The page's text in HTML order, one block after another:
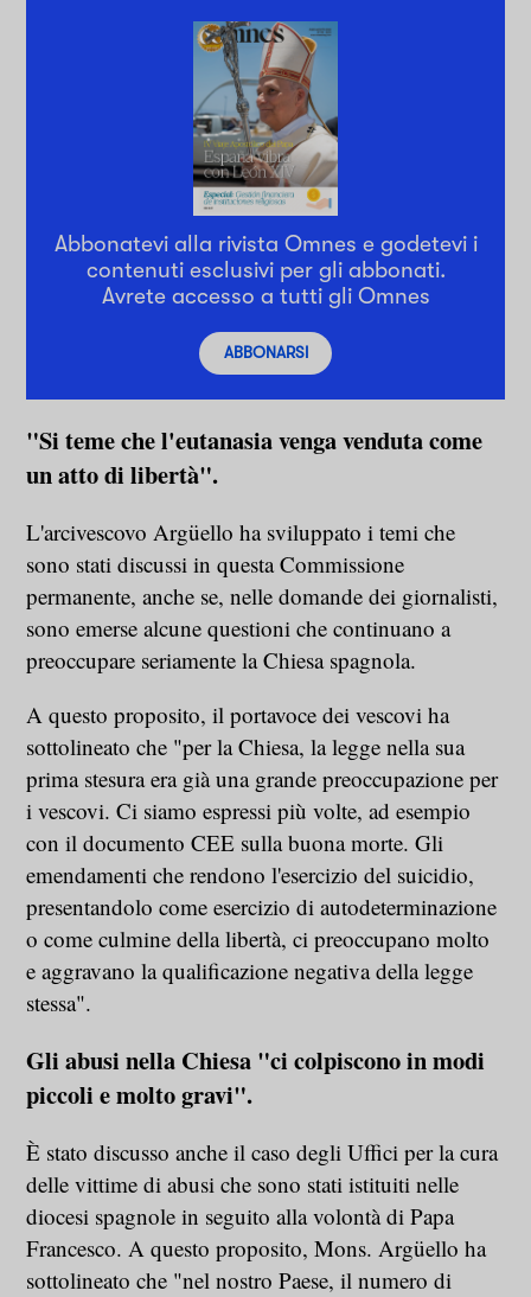
Abbonatevi alla rivista Omnes e godetevi i
contenuti esclusivi per gli abbonati.
Avrete accesso a tutti gli Omnes
ABBONARSI
"Si teme che l'eutanasia venga venduta come
un atto di libertà".
L'arcivescovo Argüello ha sviluppato i temi che
sono stati discussi in questa Commissione
permanente, anche se, nelle domande dei giornalisti,
sono emerse alcune questioni che continuano a
preoccupare seriamente la Chiesa spagnola.
A questo proposito, il portavoce dei vescovi ha
sottolineato che "per la Chiesa, la legge nella sua
prima stesura era già una grande preoccupazione per
i vescovi. Ci siamo espressi più volte, ad esempio
con il documento CEE sulla buona morte. Gli
emendamenti che rendono l'esercizio del suicidio,
presentandolo come esercizio di autodeterminazione
o come culmine della libertà, ci preoccupano molto
e aggravano la qualificazione negativa della legge
stessa".
Gli abusi nella Chiesa "ci colpiscono in modi
piccoli e molto gravi".
È stato discusso anche il caso degli Uffici per la cura
delle vittime di abusi che sono stati istituiti nelle
diocesi spagnole in seguito alla volontà di Papa
Francesco. A questo proposito, Mons. Argüello ha
sottolineato che "nel nostro Paese, il numero di